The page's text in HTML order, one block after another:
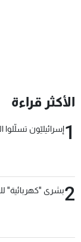
الأكثر قراءة
1إسرائيليّون
2بشرى "كهربائية"